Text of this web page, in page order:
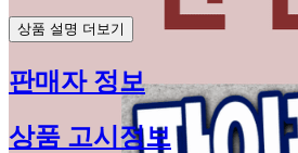
상품 설명 더보기
판매자 정보
상품 고시정보